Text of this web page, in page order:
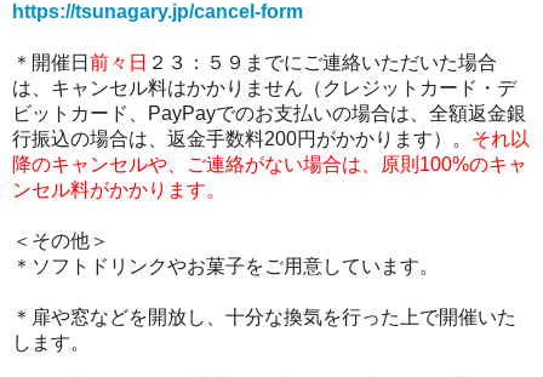
https://tsunagary.jp/cancel-form
＊開催日 前々日 ２３：５９までにご連絡いただいた場合
は、キャンセル料はかかりません（クレジットカード・デ
ビットカード、PayPayでのお支払いの場合は、全額返金銀
行振込の場合は、返金手数料200円がかかります）。 それ以
降のキャンセルや、ご連絡がない場合は、原則100%のキャ
ンセル料がかかります。
＜その他＞
＊ ソフトドリンクやお菓子をご用意しています。
＊扉や窓などを開放し、十分な換気を行った上で開催いた
します。